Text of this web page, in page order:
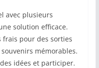
avec plusieurs
solution efficace.
frais pour des sorties
mémorables.
idées et participer.